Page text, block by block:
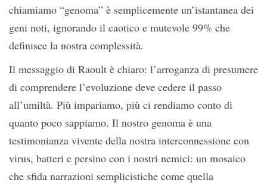
chiamiamo “genoma” è semplicemente un’istantanea dei
geni noti, ignorando il caotico e mutevole 99% che
definisce la nostra complessità.
Il messaggio di Raoult è chiaro: l’arroganza di presumere
di comprendere l’evoluzione deve cedere il passo
all’umiltà. Più impariamo, più ci rendiamo conto di
quanto poco sappiamo. Il nostro genoma è una
testimonianza vivente della nostra interconnessione con
virus, batteri e persino con i nostri nemici: un mosaico
che sfida narrazioni semplicistiche come quella